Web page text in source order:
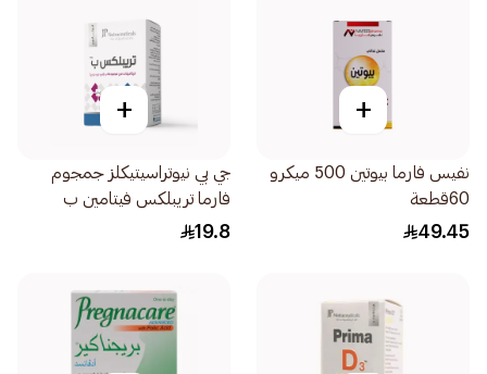
+
نفيس فارما بيوتين 500 ميكرو
60قطعة
49.45
+
جي بي نيوتراسيتيكلز جمجوم
فارما تريبلكس فيتامين ب
30قرص
19.8